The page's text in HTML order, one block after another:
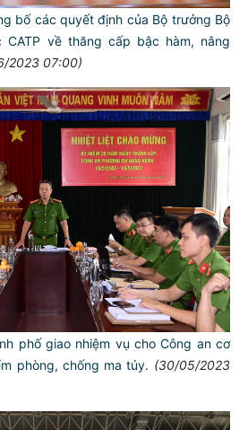
bố các quyết định của Bộ trưởng Bộ
CATP về thăng cấp bậc hàm, nâng
2023 07:00)
phố giao nhiệm vụ cho Công an cơ
phòng, chống ma túy. (30/05/2023